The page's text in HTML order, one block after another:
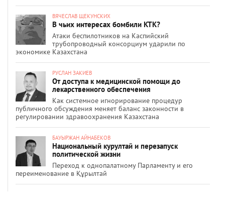
ВЯЧЕСЛАВ ЩЕКУНСКИХ
В чьих интересах бомбили КТК?
Атаки беспилотников на Каспийский
трубопроводный консорциум ударили по
экономике Казахстана
РУСЛАН ЗАКИЕВ
От доступа к медицинской помощи до
лекарственного обеспечения
Как системное игнорирование процедур
публичного обсуждения меняет баланс законности в
регулировании здравоохранения Казахстана
БАУЫРЖАН АЙНАБЕКОВ
Национальный курултай и перезапуск
политической жизни
Переход к однопалатному Парламенту и его
переименование в Құрылтай